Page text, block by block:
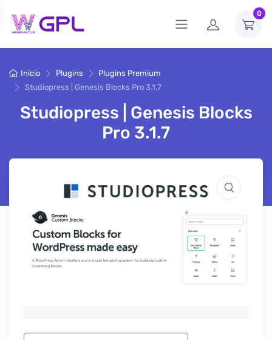
0
Início Plugins
Plugins Premium
Studiopress | Genesis Blocks Pro 3.1.7
Studiopress | Genesis Blocks
Pro 3.1.7